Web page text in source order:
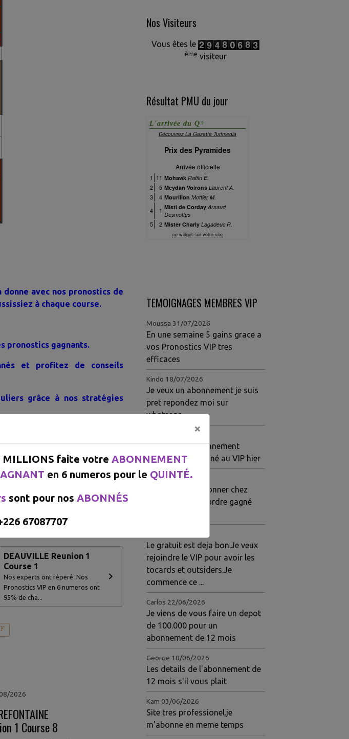
avec nos pronostics de
à chaque course.
pronostics gagnants.
et profitez de conseils
grâce à nos stratégies
DEAUVILLE Reunion 1
Course 1
Nos experts ont réperé Nos
Pronostics VIP en 6 numeros ont
95% de cha...
2026
1 Course 8
Nos Visiteurs
Vous êtes le
ème visiteur
Résultat PMU du jour
TEMOIGNAGES MEMBRES VIP
Moussa 31/07/2026
En une semaine 5 gains grace a
vos Pronostics VIP tres
efficaces
Kindo 18/07/2026
Je veux un abonnement je suis
pret repondez moi sur
whatsapp
Meilleur site abonnement
Quarté ordre gagné au VIP hier
Gloire 03/07/2026
Je viens de m'abonner chez
eux.pour 1 mois.ordre gagné
23/06/2026
Le gratuit est deja bon.Je veux
rejoindre le VIP pour avoir les
tocards et outsiders.Je
commence ce ...
Carlos 22/06/2026
Je viens de vous faire un depot
de 100.000 pour un
abonnement de 12 mois
George 10/06/2026
Les details de l'abonnement de
12 mois s'il vous plait
Kam 03/06/2026
Site tres professionel.je
m'abonne en meme temps
×
MILLIONS faite votre ABONNEMENT
en 6 numeros pour le QUINTÉ.
sont pour nos ABONNÉS
67087707​​​​​